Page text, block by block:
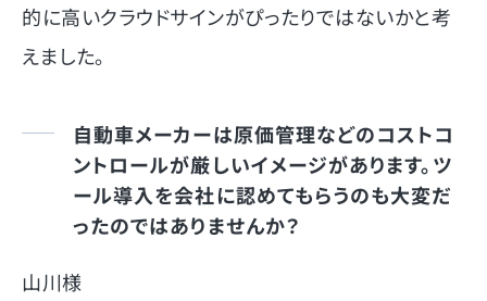
的に高いクラウドサインがぴったりではないかと考
えました。
自動車メーカーは原価管理などのコストコ
ントロールが厳しいイメージがあります。ツ
ール導入を会社に認めてもらうのも大変だ
ったのではありませんか？
山川様